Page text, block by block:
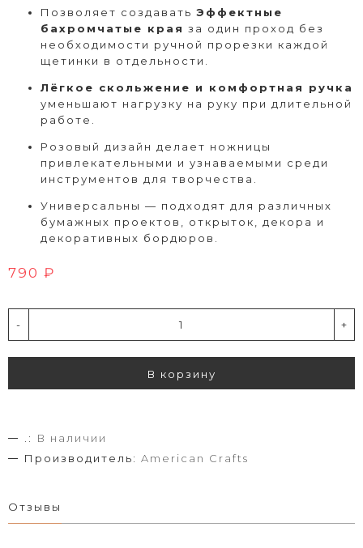
Позволяет создавать Эффектные
бахромчатые края за один проход без
необходимости ручной прорезки каждой
щетинки в отдельности.
Лёгкое скольжение и комфортная ручка
уменьшают нагрузку на руку при длительной
работе.
Розовый дизайн делает ножницы
привлекательными и узнаваемыми среди
инструментов для творчества.
Универсальны — подходят для различных
бумажных проектов, открыток, декора и
декоративных бордюров.
790 ₽
- +
В корзину
.:
В наличии
Производитель: American Crafts
Отзывы